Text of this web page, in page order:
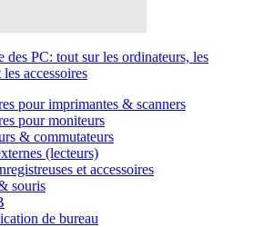
des PC: tout sur les ordinateurs, les
accessoires
pour imprimantes & scanners
pour moniteurs
& commutateurs
(lecteurs)
et accessoires
souris
de bureau